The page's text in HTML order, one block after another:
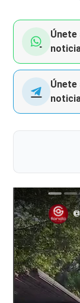
Únete
Únete